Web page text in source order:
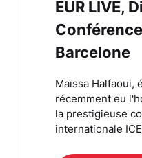
EUR LIVE,
Barcelone
Maïssa Halfaoui,
récemment eu
la prestigieuse
internationale